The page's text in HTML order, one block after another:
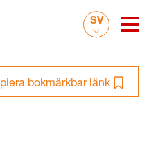
SV
bokmärkbar länk